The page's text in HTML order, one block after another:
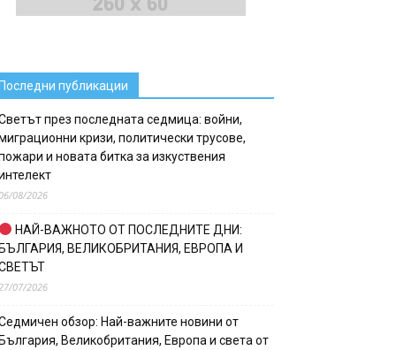
публикации
през последната седмица: войни,
кризи, политически трусове,
и новата битка за изкуствения
08/2026
НАЙ-ВАЖНОТО ОТ ПОСЛЕДНИТЕ ДНИ:
ВЕЛИКОБРИТАНИЯ, ЕВРОПА И
07/2026
обзор: Най-важните новини от
Великобритания, Европа и света от